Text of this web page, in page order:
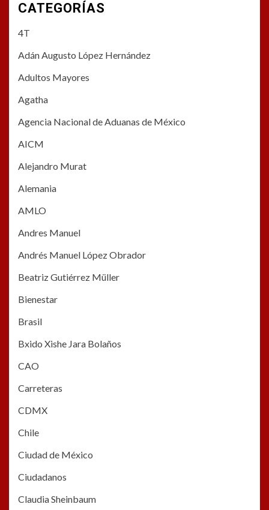
CATEGORÍAS
4T
Adán Augusto López Hernández
Adultos Mayores
Agatha
Agencia Nacional de Aduanas de México
AICM
Alejandro Murat
Alemania
AMLO
Andres Manuel
Andrés Manuel López Obrador
Beatriz Gutiérrez Müller
Bienestar
Brasil
Bxido Xishe Jara Bolaños
CAO
Carreteras
CDMX
Chile
Ciudad de México
Ciudadanos
Claudia Sheinbaum